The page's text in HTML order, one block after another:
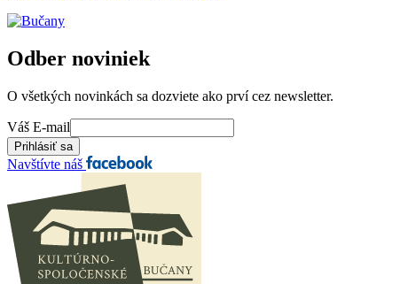
Odber noviniek
O všetkých novinkách sa dozviete ako prví cez newsletter.
Váš E-mail
Navštívte náš